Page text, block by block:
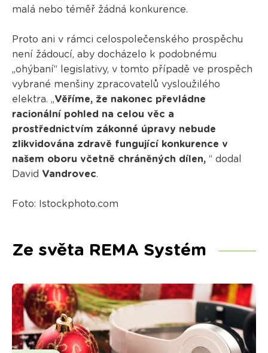
malá nebo téměř žádná konkurence.
Proto ani v rámci celospolečenského prospěchu
není žádoucí, aby docházelo k podobnému
„ohýbaní“ legislativy, v tomto případě ve prospěch
vybrané menšiny zpracovatelů vysloužilého
elektra. „Věříme, že nakonec převládne
racionální pohled na celou věc a
prostřednictvím zákonné úpravy nebude
zlikvidována zdravě fungující konkurence v
našem oboru včetně chráněných dílen,“ dodal
David Vandrovec.
Foto: Istockphoto.com
Ze světa REMA Systém